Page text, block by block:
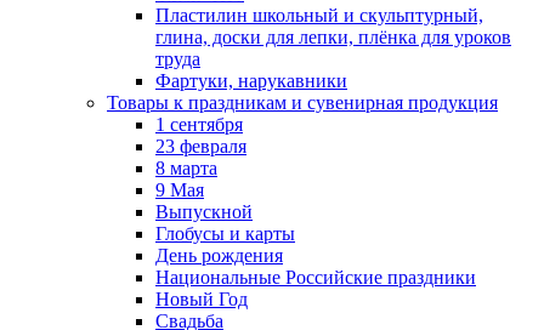
Пластилин школьный и скульптурный,
глина, доски для лепки, плёнка для уроков
труда
Фартуки, нарукавники
Товары к праздникам и сувенирная продукция
1 сентября
23 февраля
8 марта
9 Мая
Выпускной
Глобусы и карты
День рождения
Национальные Российские праздники
Новый Год
Свадьба